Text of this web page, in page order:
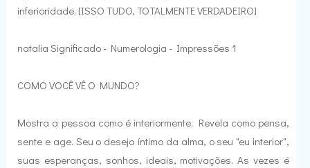
inferioridade. [ISSO TUDO, TOTALMENTE VERDADEIRO]
natalia Significado - Numerologia - Impressões 1
COMO VOCÊ VÊ O MUNDO?
Mostra a pessoa como é interiormente. Revela como pensa,
sente e age. Seu o desejo íntimo da alma, o seu "eu interior",
suas esperanças, sonhos, ideais, motivações. As vezes é